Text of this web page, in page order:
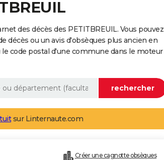
des décès des PETITBREUIL. Vous pouvez
décès ou un avis d'obsèques plus ancien en
code postal d'une commune dans le moteur
sur Linternaute.com
Créer une cagnotte obsèques